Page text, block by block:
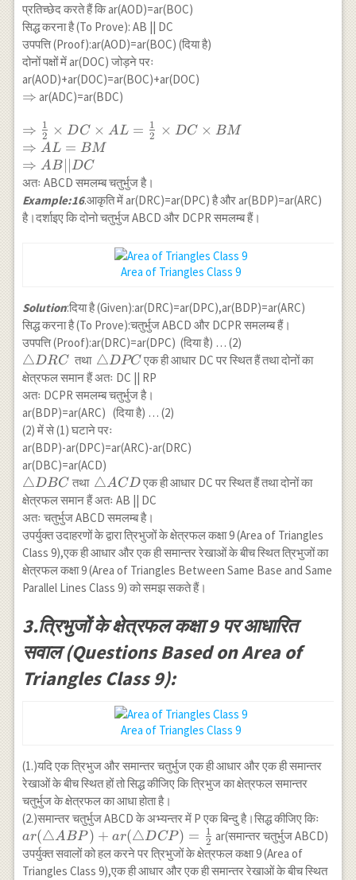
प्रतिच्छेद करते हैं कि ar(AOD)=ar(BOC)
सिद्ध करना है (To Prove): AB || DC
उपपत्ति (Proof):ar(AOD)=ar(BOC) (दिया है)
दोनों पक्षों में ar(DOC) जोड़ने परः
ar(AOD)+ar(DOC)=ar(BOC)+ar(DOC)
\Rightarrow
⇒ ar(ADC)=ar(BDC)
\Rightarrow
\frac{1}{2}
\times DC
\times
AL=\frac{1}
{2} \times
\Rightarrow
AB || DC
⇒ 2
1 × DC × AL = 2
1 × DC × BM
⇒ AL = BM
⇒ AB∣∣DC
अतः ABCD समलम्ब चतुर्भुज है।
Example:16.आकृति में ar(DRC)=ar(DPC) है और ar(BDP)=ar(ARC)
है।दर्शाइए कि दोनो चतुर्भुज ABCD और DCPR समलम्ब हैं।
Area of Triangles Class 9
Solution:दिया है (Given):ar(DRC)=ar(DPC),ar(BDP)=ar(ARC)
सिद्ध करना है (To Prove):चतुर्भुज ABCD और DCPR समलम्ब हैं।
उपपत्ति (Proof):ar(DRC)=ar(DPC) (दिया है) … (2)
\triangle
DRC
△DRC तथा \triangle
DPC
△DPC एक ही आधार DC पर स्थित हैं तथा दोनों का
क्षेत्रफल समान हैं अतः DC || RP
अतः DCPR समलम्ब चतुर्भुज है।
ar(BDP)=ar(ARC) (दिया है) … (2)
(2) में से (1) घटाने परः
ar(BDP)-ar(DPC)=ar(ARC)-ar(DRC)
ar(DBC)=ar(ACD)
\triangle
DBC
△DBC तथा \triangle
ACD
△ACDएक ही आधार DC पर स्थित हैं तथा दोनों का
क्षेत्रफल समान हैं अतः AB || DC
अतः चतुर्भुज ABCD समलम्ब है।
उपर्युक्त उदाहरणों के द्वारा त्रिभुजों के क्षेत्रफल कक्षा 9 (Area of Triangles
Class 9),एक ही आधार और एक ही समान्तर रेखाओं के बीच स्थित त्रिभुजों का
क्षेत्रफल कक्षा 9 (Area of Triangles Between Same Base and Same
Parallel Lines Class 9) को समझ सकते हैं।
3.त्रिभुजों के क्षेत्रफल कक्षा 9 पर आधारित
सवाल (Questions Based on Area of
Triangles Class 9):
Area of Triangles Class 9
(1.)यदि एक त्रिभुज और समान्तर चतुर्भुज एक ही आधार और एक ही समान्तर
रेखाओं के बीच स्थित हों तो सिद्ध कीजिए कि त्रिभुज का क्षेत्रफल समान्तर
चतुर्भुज के क्षेत्रफल का आधा होता है।
(2.)समान्तर चतुर्भुज ABCD के अभ्यन्तर में P एक बिन्दु है।सिद्ध कीजिए किः
ar(\triangle
ABP)+ar(\triangle
DCP)=\frac{1}
ar(△ABP ) + ar(△DCP) = 2
1 ar(समान्तर चतुर्भुज ABCD)
उपर्युक्त सवालों को हल करने पर त्रिभुजों के क्षेत्रफल कक्षा 9 (Area of
Triangles Class 9),एक ही आधार और एक ही समान्तर रेखाओं के बीच स्थित